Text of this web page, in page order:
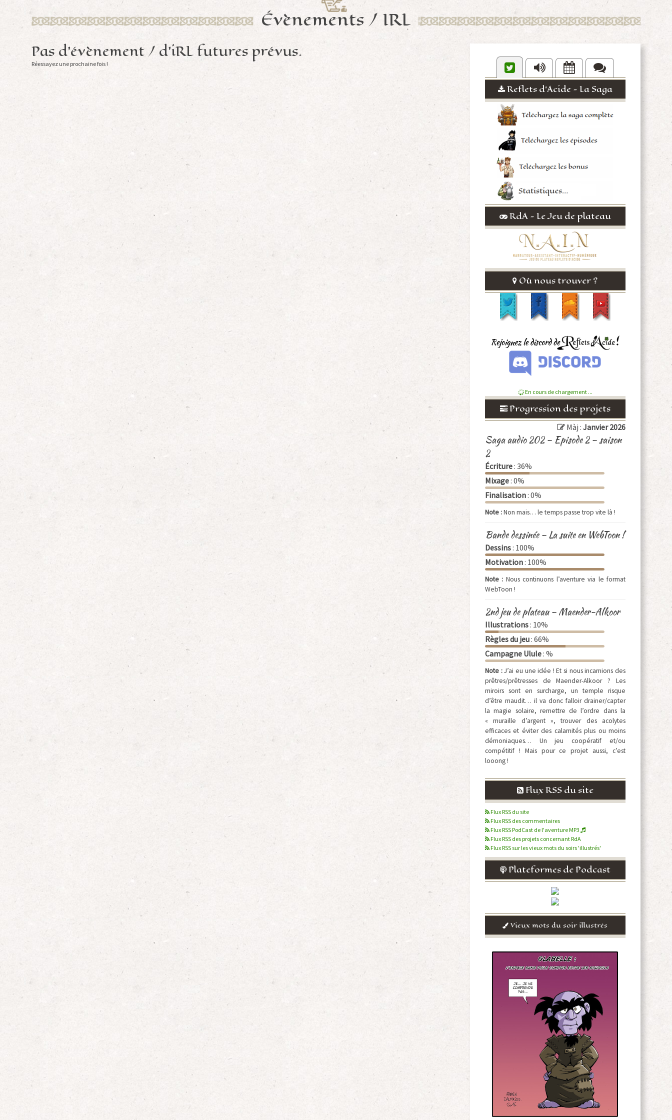
Évènements / IRL
Pas d'évènement / d'iRL futures prévus.
Réessayez une prochaine fois !
Reflets d'Acide - La Saga
RdA - Le Jeu de plateau
Où nous trouver ?
En cours de chargement ...
Progression des projets
Màj : Janvier 2026
Saga audio 202 – Episode 2 – saison
2
Écriture: 36%
Mixage: 0%
Finalisation: 0%
Note :Non mais… le temps passe trop vite là !
Bande dessinée – La suite en WebToon !
Dessins: 100%
Motivation: 100%
Note : Nous continuons l’aventure via le format
WebToon !
2nd jeu de plateau – Maender-Alkoor
Illustrations: 10%
Règles du jeu: 66%
Campagne Ulule: %
Note :J’ai eu une idée ! Et si nous incarnions des
prêtres/prêtresses de Maender-Alkoor ? Les
miroirs sont en surcharge, un temple risque
d’être maudit… il va donc falloir drainer/capter
la magie solaire, remettre de l’ordre dans la
« muraille d’argent », trouver des acolytes
efficaces et éviter des calamités plus ou moins
démoniaques… Un jeu coopératif et/ou
compétitif ! Mais pour ce projet aussi, c’est
looong !
Flux RSS du site
Flux RSS du site
Flux RSS des commentaires
Flux RSS PodCast de l'aventure MP3
Flux RSS des projets concernant RdA
Flux RSS sur les vieux mots du soirs 'illustrés'
Plateformes de Podcast
Vieux mots du soir illustrés